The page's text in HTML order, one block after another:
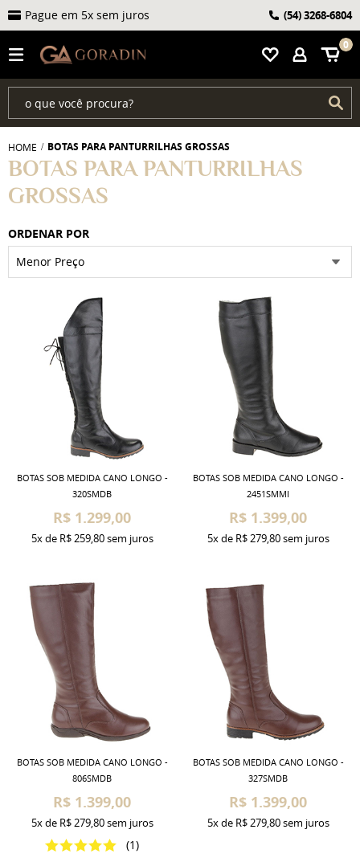
0
Pague em 5x sem juros (54)3268-6804
HOME BOTAS PARA PANTURRILHAS GROSSAS
BOTAS PARA PANTURRILHAS
GROSSAS
ORDENAR POR
Menor Preço
BOTAS SOB MEDIDA CANO LONGO -
320SMDB
R$ 1.299,00
5xde R$ 259,80sem juros
BOTAS SOB MEDIDA CANO LONGO -
2451SMMI
R$ 1.399,00
5xde R$ 279,80sem juros
BOTAS SOB MEDIDA CANO LONGO -
806SMDB
R$ 1.399,00
(1)
5xde R$ 279,80sem juros
BOTAS SOB MEDIDA CANO LONGO -
327SMDB
R$ 1.399,00
5xde R$ 279,80sem juros